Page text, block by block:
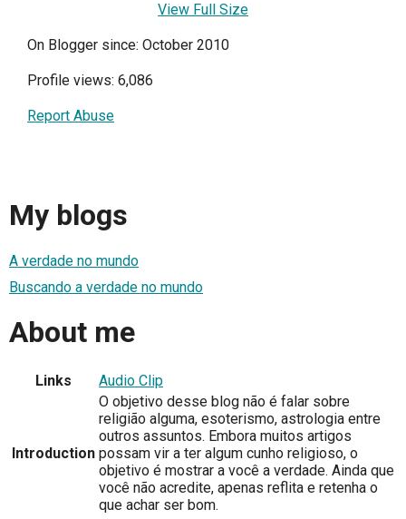
View Full Size
On Blogger since: October 2010
Profile views: 6,086
Report Abuse
My blogs
A verdade no mundo
Buscando a verdade no mundo
About me
Links Audio Clip
Introduction
O objetivo desse blog não é falar sobre
religião alguma, esoterismo, astrologia entre
outros assuntos. Embora muitos artigos
possam vir a ter algum cunho religioso, o
objetivo é mostrar a você a verdade. Ainda que
você não acredite, apenas reflita e retenha o
que achar ser bom.